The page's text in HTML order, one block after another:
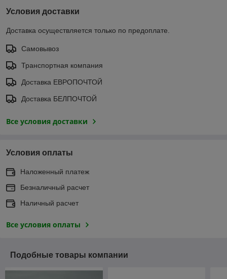
Условия доставки
Доставка осуществляется только по предоплате.
Самовывоз
Транспортная компания
Доставка ЕВРОПОЧТОЙ
Доставка БЕЛПОЧТОЙ
Все условия доставки
Условия оплаты
Наложенный платеж
Безналичный расчет
Наличный расчет
Все условия оплаты
Подобные товары компании